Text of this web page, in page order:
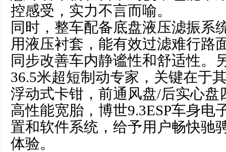
控感受，实力不言而喻。
同时，整车配备底盘液压滤振系
用液压衬套，能有效过滤难行路
同步改善车内静谧性和舒适性。
36.5米超短制动专家，关键在于
浮动式卡钳，前通风盘/后实心盘
高性能宽胎，博世9.3ESP车身电
置和软件系统，给予用户畅快驰
体验。